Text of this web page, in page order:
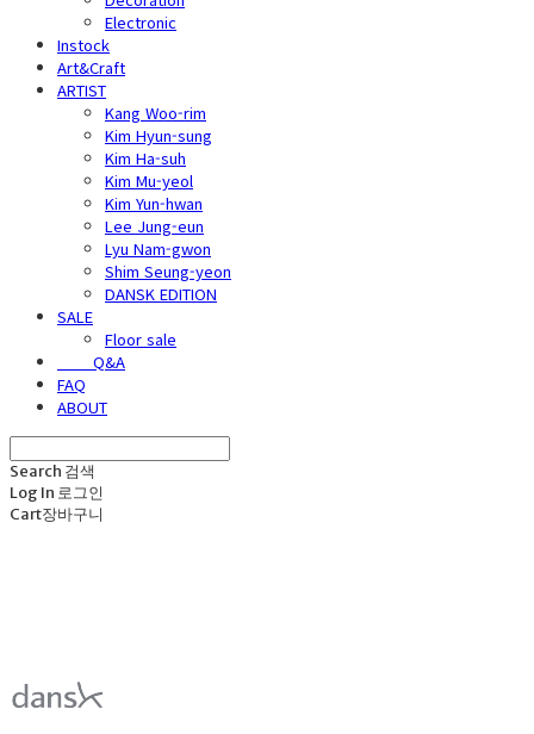
Electronic
Instock
Art&Craft
ARTIST
Kang Woo-rim
Kim Hyun-sung
Kim Ha-suh
Kim Mu-yeol
Kim Yun-hwan
Lee Jung-eun
Lyu Nam-gwon
Shim Seung-yeon
DANSK EDITION
SALE
Floor sale
⠀⠀⠀Q&A
FAQ
ABOUT
Search 검색
Log In 로그인
Cart장바구니